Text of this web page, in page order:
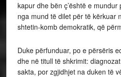
kapur dhe bën ç’është e
nga mund të dilet për të kërkuar
shtetin-komb demokratik, që
Duke përfunduar, po e përsëris
dhe në titull të shkrimit:
sakta, por zgjidhjet na duken të